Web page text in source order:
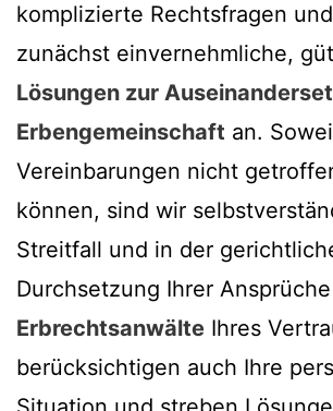
komplizierte Rechtsfragen
zunächst einvernehmliche,
Lösungen zur
Erbengemeinschaft an.
Vereinbarungen nicht
können, sind wir
Streitfall und in der
Durchsetzung Ihrer
Erbrechtsanwälte Ihres
berücksichtigen auch Ihre